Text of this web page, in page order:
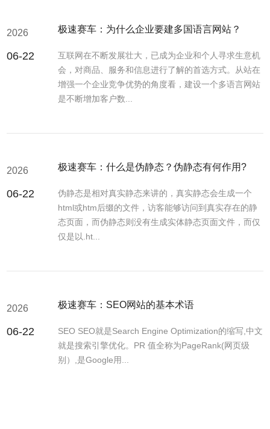
2026
06-22
极速赛车：为什么企业要建多国语言网站？
互联网在不断发展壮大，已成为企业和个人寻求生意机
会，对商品、服务和信息进行了解的首选方式。从站在
增强一个企业竞争优势的角度看，建设一个多语言网站
是不断增加客户数...
2026
06-22
极速赛车：什么是伪静态？伪静态有何作用?
伪静态是相对真实静态来讲的，真实静态会生成一个
html或htm后缀的文件，访客能够访问到真实存在的静
态页面，而伪静态则没有生成实体静态页面文件，而仅
仅是以.ht...
2026
06-22
极速赛车：SEO网站的基本术语
SEO SEO就是Search Engine Optimization的缩写,中文
就是搜索引擎优化。PR 值全称为PageRank(网页级
别）,是Google用...